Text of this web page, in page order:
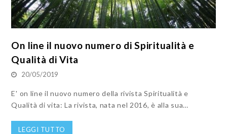
On line il nuovo numero di Spiritualità e
Qualità di Vita
20/05/2019
E' on line il nuovo numero della rivista Spiritualità e
Qualità di vita: La rivista, nata nel 2016, è alla sua…
LEGGI TUTTO